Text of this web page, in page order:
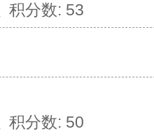
积分数: 53
积分数: 50